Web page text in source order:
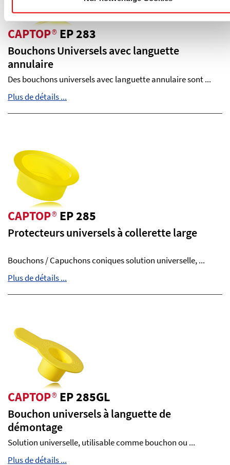
CAPTOP®EP 283
Bouchons Universels avec languette
annulaire
Des bouchons universels avec languette annulaire sont ...
Plus de détails ...
CAPTOP®EP 285
Protecteurs universels à collerette large
Bouchons / Capuchons coniques solution universelle, ...
Plus de détails ...
CAPTOP®EP 285GL
Bouchon universels à languette de
démontage
Solution universelle, utilisable comme bouchon ou ...
Plus de détails ...